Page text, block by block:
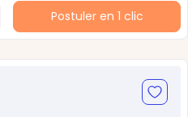
Postuler en 1 clic